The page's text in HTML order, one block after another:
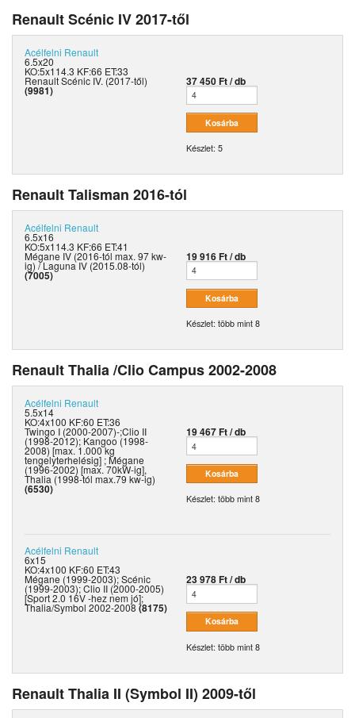
Renault Scénic IV 2017-től
Acélfelni Renault
6.5x20
KO:5x114.3 KF:66 ET:33
Renault Scénic IV. (2017-től)
(9981)
37 450 Ft / db
Készlet: 5
Renault Talisman 2016-tól
Acélfelni Renault
6.5x16
KO:5x114.3 KF:66 ET:41
Mégane IV (2016-tól max. 97 kw-
ig) / Laguna IV (2015.08-tól)
(7005)
19 916 Ft / db
Készlet: több mint 8
Renault Thalia /Clio Campus 2002-2008
Acélfelni Renault
5.5x14
KO:4x100 KF:60 ET:36
Twingo I (2000-2007)-;Clio II
(1998-2012); Kangoo (1998-
2008) [max. 1.000 kg
tengelyterhelésig] ; Mégane
(1996-2002) [max. 70kW-ig],
Thalia (1998-tól max.79 kw-ig)
(6530)
19 467 Ft / db
Készlet: több mint 8
Acélfelni Renault
6x15
KO:4x100 KF:60 ET:43
Mégane (1999-2003); Scénic
(1999-2003); Clio II (2000-2005)
[Sport 2.0 16V -hez nem jó];
Thalia/Symbol 2002-2008 (8175)
23 978 Ft / db
Készlet: több mint 8
Renault Thalia II (Symbol II) 2009-től